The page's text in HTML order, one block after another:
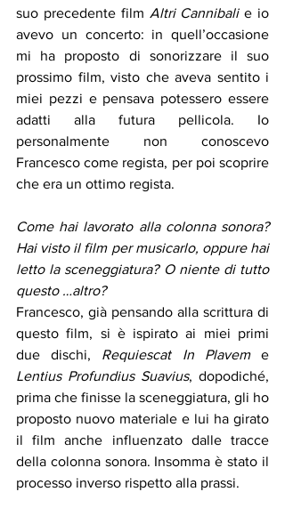
suo precedente film Altri Cannibali e io
avevo un concerto: in quell’occasione
mi ha proposto di sonorizzare il suo
prossimo film, visto che aveva sentito i
miei pezzi e pensava potessero essere
adatti alla futura pellicola. Io
personalmente non conoscevo
Francesco come regista, per poi scoprire
che era un ottimo regista.
Come hai lavorato alla colonna sonora?
Hai visto il film per musicarlo, oppure hai
letto la sceneggiatura? O niente di tutto
questo …altro?
Francesco, già pensando alla scrittura di
questo film, si è ispirato ai miei primi
due dischi, Requiescat In Plavem
Lentius Profundius Suavius, dopodiché,
prima che finisse la sceneggiatura, gli ho
proposto nuovo materiale e lui ha girato
il film anche influenzato dalle tracce
della colonna sonora. Insomma è stato il
processo inverso rispetto alla prassi.